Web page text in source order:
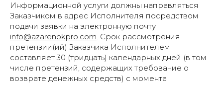
Информационной услуги должны направляться
Заказчиком в адрес Исполнителя посредством
подачи заявки на электронную почту
info@azarenokpro.com. Срок рассмотрения
претензии(ий) Заказчика Исполнителем
составляет 30 (тридцать) календарных дней (в том
числе претензий, содержащих требование о
возврате денежных средств) с момента